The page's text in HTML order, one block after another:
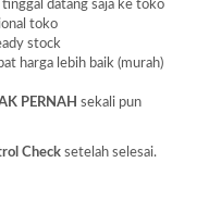
datang saja ke toko
toko
stock
harga lebih baik (murah)
PERNAH sekali pun
Check setelah selesai.